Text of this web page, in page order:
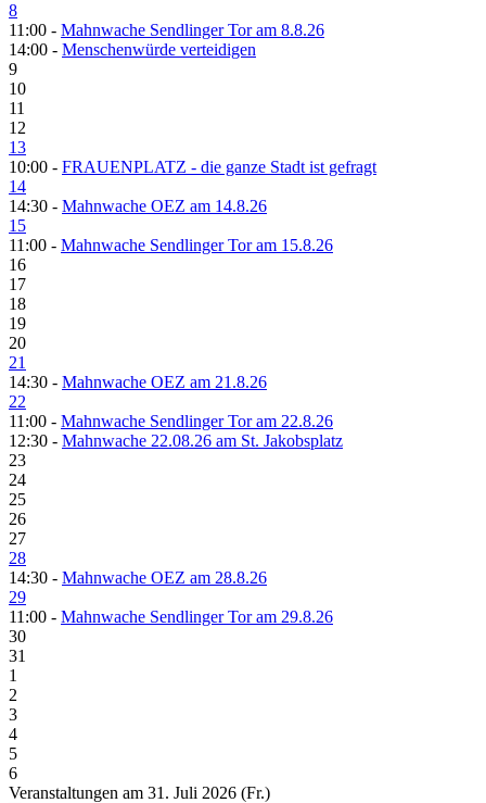
8
11:00 - Mahnwache Sendlinger Tor am 8.8.26
14:00 - Menschenwürde verteidigen
9
10
11
12
13
10:00 - FRAUENPLATZ - die ganze Stadt ist gefragt
14
14:30 - Mahnwache OEZ am 14.8.26
15
11:00 - Mahnwache Sendlinger Tor am 15.8.26
16
17
18
19
20
21
14:30 - Mahnwache OEZ am 21.8.26
22
11:00 - Mahnwache Sendlinger Tor am 22.8.26
12:30 - Mahnwache 22.08.26 am St. Jakobsplatz
23
24
25
26
27
28
14:30 - Mahnwache OEZ am 28.8.26
29
11:00 - Mahnwache Sendlinger Tor am 29.8.26
30
31
1
2
3
4
5
6
Veranstaltungen am 31. Juli 2026 (Fr.)